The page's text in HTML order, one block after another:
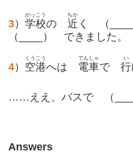
3）学校
がっこう
の近
ちか
く （
（____） できました。
4） 空港
くうこう
へは 電車
でんしゃ
で行
い
……ええ、バスで （
Answers